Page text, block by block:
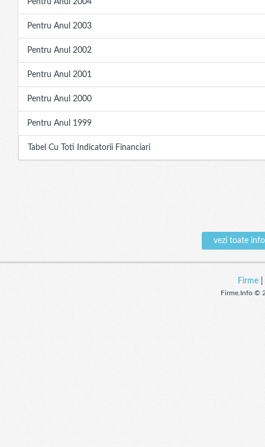
Pentru Anul 2004
Pentru Anul 2003
Pentru Anul 2002
Pentru Anul 2001
Pentru Anul 2000
Pentru Anul 1999
Tabel Cu Toti Indicatorii Financiari
vezi toate
Firme|
Firme.Info ©